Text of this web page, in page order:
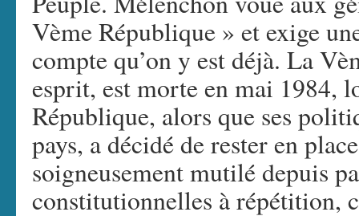
Vème République » et exige
compte qu’on y est déjà. La
esprit, est morte en mai 1984,
République, alors que ses
pays, a décidé de rester en
soigneusement mutilé depuis
constitutionnelles à répétition,